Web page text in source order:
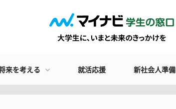
来を考える 就活応援 新社会人準備